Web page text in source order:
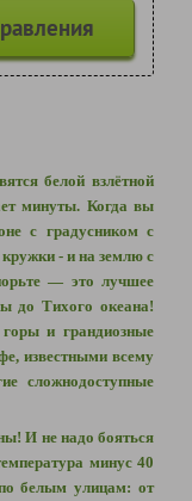
белой взлётной
минуты. Когда вы
с градусником с
- и на землю с
— это лучшее
до Тихого океана!
и грандиозные
известными всему
сложнодоступные
И не надо бояться
минус 40
белым улицам: от